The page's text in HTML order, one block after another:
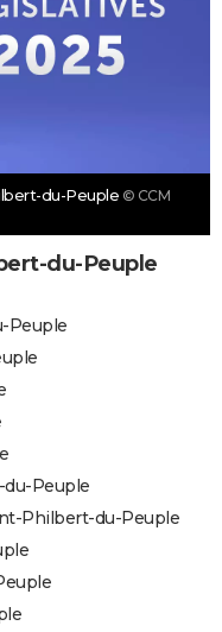
du-Peuple © CCM
du-Peuple
Peuple
Peuple
Philbert-du-Peuple